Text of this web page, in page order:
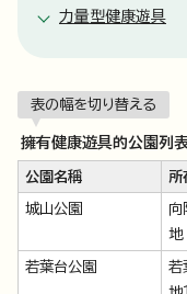
力量型健康遊具
表の幅を切り替える
擁有健康遊具的公園列
公園名稱 所
城山公園
向
地
若葉台公園
若